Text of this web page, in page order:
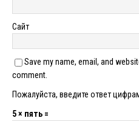
Сайт
Save my name, email, and
comment.
Пожалуйста, введите ответ
5 × пять =